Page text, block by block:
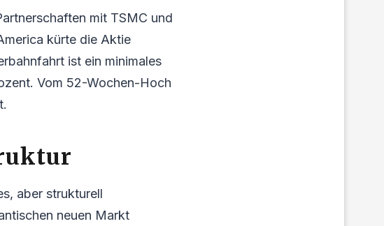
mit TSMC und
kürte die Aktie
ist ein minimales
Vom 52-Wochen-Hoch
aber strukturell
neuen Markt